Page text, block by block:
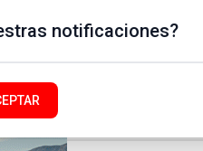
notificaciones?